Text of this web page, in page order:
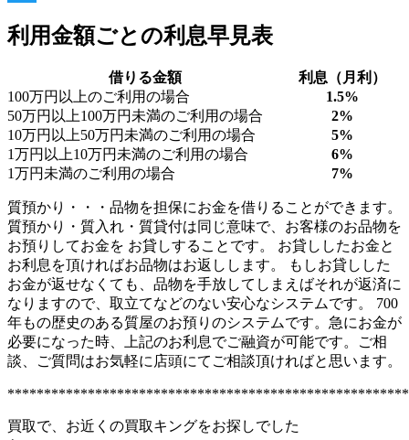
利用金額ごとの利息早見表
借りる金額
利息（月利）
100万円以上のご利用の場合
1.5%
50万円以上100万円未満のご利用の場合
2%
10万円以上50万円未満のご利用の場合
5%
1万円以上10万円未満のご利用の場合
6%
1万円未満のご利用の場合
7%
質預かり・・・品物を担保にお金を借りることができます。
質預かり・質入れ・質貸付は同じ意味で、お客様のお品物を
お預りしてお金を お貸しすることです。 お貸ししたお金と
お利息を頂ければお品物はお返しします。 もしお貸しした
お金が返せなくても、品物を手放してしまえばそれが返済に
なりますので、取立てなどのない安心なシステムです。 700
年もの歴史のある質屋のお預りのシステムです。急にお金が
必要になった時、上記のお利息でご融資が可能です。ご相
談、ご質問はお気軽に店頭にてご相談頂ければと思います。
買取で、お近くの買取キングをお探しでした